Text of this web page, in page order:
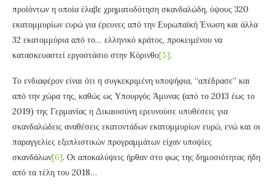
προϊόντων η οποία έλαβε χρηματοδότηση σκανδαλώδη, ύψους 320
εκατομμυρίων ευρώ για έρευνες από την Ευρωπαϊκή Ένωση και άλλα
32 εκατομμύρια από το… ελληνικό κράτος, προκειμένου να
κατασκευαστεί εργοστάσιο στην Κόρινθο[5].
Το ενδιαφέρον είναι ότι η συγκεκριμένη υποψήφια, “απέδρασε” και
από την χώρα της, καθώς ως Υπουργός Άμυνας (από το 2013 έως το
2019) της Γερμανίας η Δικαιοσύνη ερευνούσε υποθέσεις για
σκανδαλώδεις αναθέσεις εκατοντάδων εκατομμυρίων ευρώ, ενώ και οι
παραγγελίες εξοπλιστικών προγραμμάτων είχαν υποψίες
σκανδάλων[6]. Οι αποκαλύψεις ήρθαν στο φως της δημοσιότητας ήδη
από τα τέλη του 2018…